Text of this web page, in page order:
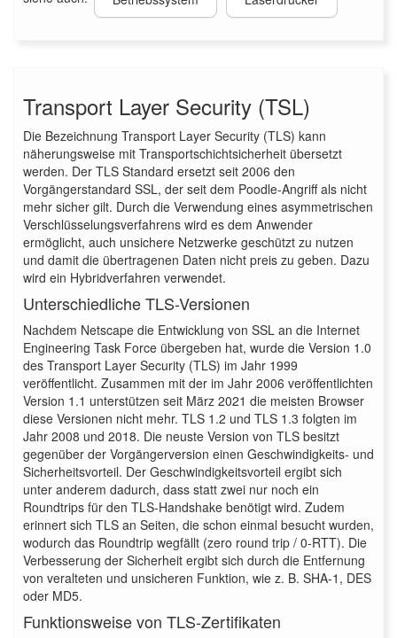
Transport Layer Security (TSL)
Die Bezeichnung Transport Layer Security (TLS) kann
näherungsweise mit Transportschichtsicherheit übersetzt
werden. Der TLS Standard ersetzt seit 2006 den
Vorgängerstandard SSL, der seit dem Poodle-Angriff als nicht
mehr sicher gilt. Durch die Verwendung eines asymmetrischen
Verschlüsselungsverfahrens wird es dem Anwender
ermöglicht, auch unsichere Netzwerke geschützt zu nutzen
und damit die übertragenen Daten nicht preis zu geben. Dazu
wird ein Hybridverfahren verwendet.
Unterschiedliche TLS-Versionen
Nachdem Netscape die Entwicklung von SSL an die Internet
Engineering Task Force übergeben hat, wurde die Version 1.0
des Transport Layer Security (TLS) im Jahr 1999
veröffentlicht. Zusammen mit der im Jahr 2006 veröffentlichten
Version 1.1 unterstützen seit März 2021 die meisten Browser
diese Versionen nicht mehr. TLS 1.2 und TLS 1.3 folgten im
Jahr 2008 und 2018. Die neuste Version von TLS besitzt
gegenüber der Vorgängerversion einen Geschwindigkeits- und
Sicherheitsvorteil. Der Geschwindigkeitsvorteil ergibt sich
unter anderem dadurch, dass statt zwei nur noch ein
Roundtrips für den TLS-Handshake benötigt wird. Zudem
erinnert sich TLS an Seiten, die schon einmal besucht wurden,
wodurch das Roundtrip wegfällt (zero round trip / 0-RTT). Die
Verbesserung der Sicherheit ergibt sich durch die Entfernung
von veralteten und unsicheren Funktion, wie z. B. SHA-1, DES
oder MD5.
Funktionsweise von TLS-Zertifikaten